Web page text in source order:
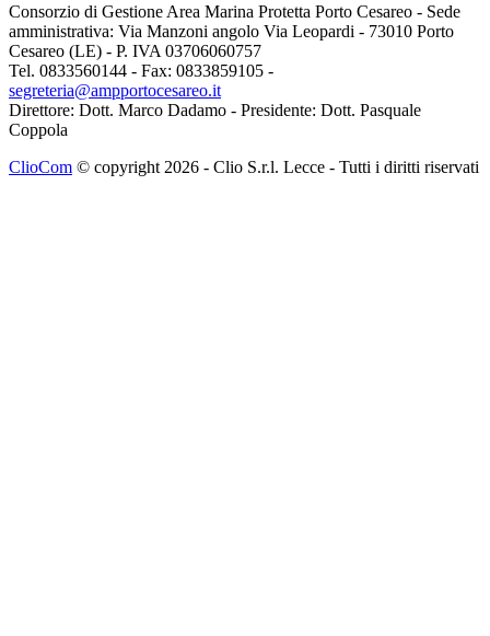
Consorzio di Gestione Area Marina Protetta Porto Cesareo - Sede
amministrativa: Via Manzoni angolo Via Leopardi - 73010 Porto
Cesareo (LE) - P. IVA 03706060757
Tel. 0833560144 - Fax: 0833859105 -
segreteria@ampportocesareo.it
Direttore: Dott. Marco Dadamo - Presidente: Dott. Pasquale
Coppola
ClioCom © copyright 2026 - Clio S.r.l. Lecce - Tutti i diritti riservati